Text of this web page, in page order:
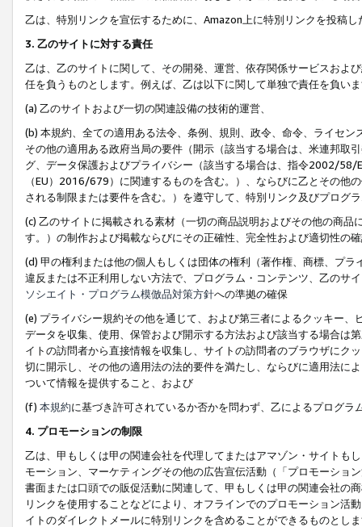
乙は、特別リンクを宣伝するために、Amazon上に特別リンクを投稿
3. 乙のサイトに対する責任
乙は、乙のサイトに関して、その開発、運営、依存関係サービスおよ
任を負うものとします。例えば、乙は以下に関して単独で責任を負い
(a) 乙のサイトおよび一切の関連設備の技術的運営、
(b) 本規約、全ての適用ある法令、条例、規則、政令、命令、ライセ
その他の適用ある政府当局の要件（開示（該当する場合は、米連邦取
グ、データ保護およびプライバシー（該当する場合は、指令2002/58/
（EU）2016/679）に関連するものを含む。）、ならびに乙とその他
される制限または要件を含む。）を遵守して、特別リンク及びプログ
(c) 乙のサイトに掲載される素材（一切の商品説明およびその他の商
す。）の制作および掲載ならびにその正確性、完全性および適切性の
(d) 甲の権利または他の個人もしくは団体の権利（著作権、商標、プ
違反または不正利用しない方法で、プログラム・コンテンツ、乙のサ
ソシエイト・プログラム模倣品対策方針への準拠の確保
(e) プライバシー規約その他を通じて、および第三者によるクッキー
データを収集、使用、保管および開示する方法および該当する場合は
イトの訪問者から直接情報を収集し、サイトの訪問者のブラウザにク
切に開示し、その他の適用法の法的要件を満たし、ならびに適用法に
ついて情報を提供すること、および
(f) 本規約に基づき許可されているか否かを問わず、乙によるプログ
4. プロモーションの制限
乙は、甲もしくは甲の関連会社を代理してまたはアマゾン・サイトも
モーション、マーケティングその他の広告宣伝活動（「プロモーショ
書面または口頭での販促活動に関連して、甲もしくは甲の関連会社の
リンクを使用することなどにより、オフラインでのプロモーション活
イトのダイレクトメールに特別リンクを含めることができるものとし